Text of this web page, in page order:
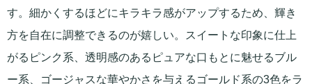
す。細かくするほどにキラキラ感がアップするため、輝き
方を自在に調整できるのが嬉しい。スイートな印象に仕上
がるピンク系、透明感のあるピュアな口もとに魅せるブル
ー系、ゴージャスな華やかさを与えるゴールド系の3色をラ